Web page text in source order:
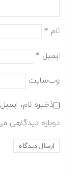
نام *
ایمیل *
وب‌سایت
ذخیره نام،
دوباره دیدگاهی